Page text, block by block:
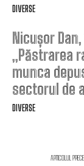
DIVERSE
Nicușor
„Păstrarea
munca
sectorul de
DIVERSE
ARTICOLUL